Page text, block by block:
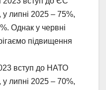
липні 2025 – 75%,
Однак у червні
підвищення
вступ до НАТО
липні 2025 – 70%,